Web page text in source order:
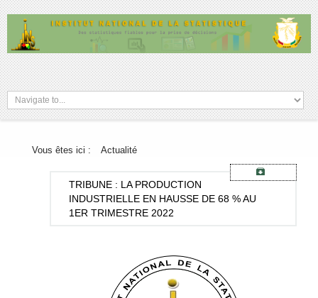
Vous êtes ici : Actualité
TRIBUNE : LA PRODUCTION
INDUSTRIELLE EN HAUSSE DE 68 % AU
1ER TRIMESTRE 2022